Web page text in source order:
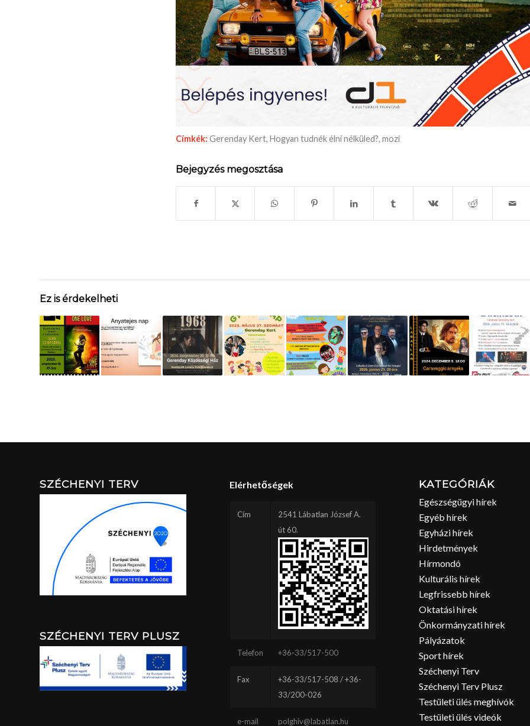
Címkék: Gerenday Kert, Hogyan tudnék élni nélküled?, mozi
Bejegyzés megosztása
Ez is érdekelheti
SZÉCHENYI TERV
SZÉCHENYI TERV PLUSZ
Elérhetőségek
Cím
2541 Lábatlan József A.
út 60.
Telefon +36-33/517-500
Fax
+36-33/517-508 / +36-
33/200-026
e-mail polghiv@labatlan.hu
KATEGÓRIÁK
Egészségügyi hírek
Egyéb hírek
Egyházi hírek
Hirdetmények
Hírmondó
Kulturális hírek
Legfrissebb hírek
Oktatási hírek
Önkormányzati hírek
Pályázatok
Sport hírek
Széchenyi Terv
Széchenyi Terv Plusz
Testületi ülés meghívók
Testületi ülés videók